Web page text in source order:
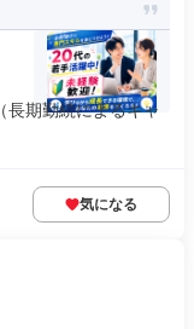
長期勤続によるキャ
気になる